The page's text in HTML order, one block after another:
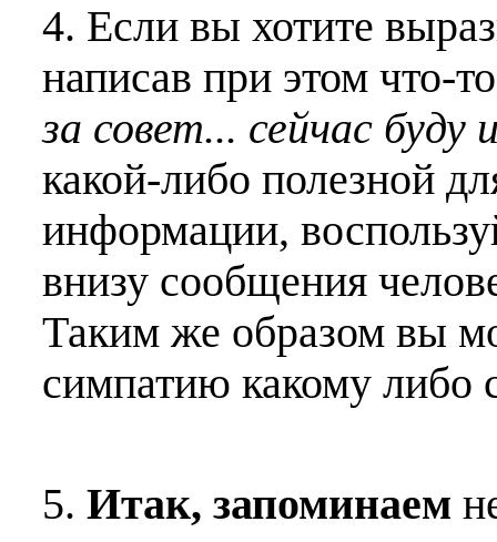
4. Если вы хотите
написав при этом что-
за совет... сейчас буду
какой-либо полезной
информации,
внизу сообщения
Таким же образом вы
симпатию какому
5. Итак, запоминаем